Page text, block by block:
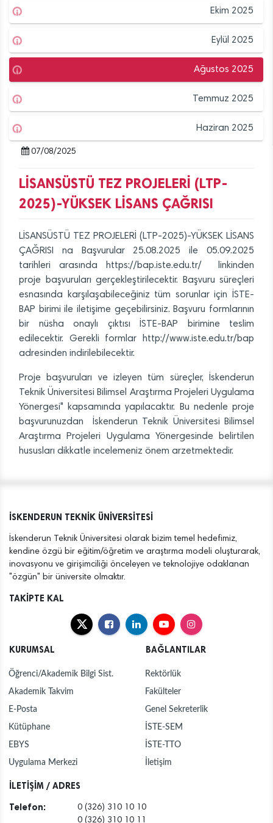
Ekim 2025
Eylül 2025
Ağustos 2025
Temmuz 2025
Haziran 2025
07/08/2025
LİSANSÜSTÜ TEZ PROJELERİ (LTP-
2025)-YÜKSEK LİSANS ÇAĞRISI
LİSANSÜSTÜ TEZ PROJELERİ (LTP-2025)-YÜKSEK LİSANS
ÇAĞRISI na Başvurular 25.08.2025 ile 05.09.2025
tarihleri arasında https://bap.iste.edu.tr/ linkinden
proje başvuruları gerçekleştirilecektir. Başvuru süreçleri
esnasında karşılaşabileceğiniz tüm sorunlar için İSTE-
BAP birimi ile iletişime geçebilirsiniz. Başvuru formlarının
bir nüsha onaylı çıktısı İSTE-BAP birimine teslim
edilecektir. Gerekli formlar http://www.iste.edu.tr/bap
adresinden indirilebilecektir.
Proje başvuruları ve izleyen tüm süreçler, İskenderun
Teknik Üniversitesi Bilimsel Araştırma Projeleri Uygulama
Yönergesi" kapsamında yapılacaktır. Bu nedenle proje
başvurunuzdan İskenderun Teknik Üniversitesi Bilimsel
Araştırma Projeleri Uygulama Yönergesinde belirtilen
hususları dikkatle incelemeniz önem arzetmektedir.
İSKENDERUN TEKNİK ÜNİVERSİTESİ
İskenderun Teknik Üniversitesi olarak bizim temel hedefimiz,
kendine özgü bir eğitim/öğretim ve araştırma modeli oluşturarak,
inovasyonu ve girişimciliği önceleyen ve teknolojiye odaklanan
"özgün" bir üniversite olmaktır.
TAKİPTE KAL
KURUMSAL
Öğrenci/Akademik Bilgi Sist.
Akademik Takvim
E-Posta
Kütüphane
EBYS
Uygulama Merkezi
BAĞLANTILAR
Rektörlük
Fakülteler
Genel Sekreterlik
İSTE-SEM
İSTE-TTO
İletişim
İLETİŞİM / ADRES
Telefon:
0 (326) 310 10 10
0 (326) 310 10 11